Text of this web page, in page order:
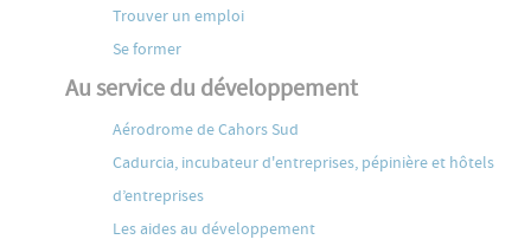
Trouver un emploi
Se former
Au service du développement
Aérodrome de Cahors Sud
Cadurcia, incubateur d'entreprises, pépinière et hôtels
d’entreprises
Les aides au développement